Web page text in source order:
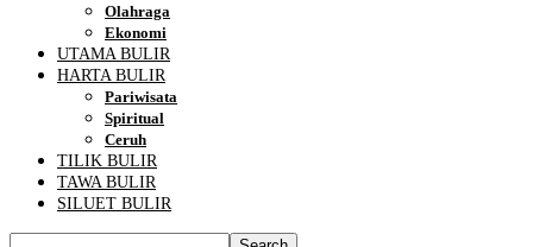
Olahraga
Ekonomi
UTAMA BULIR
HARTA BULIR
Pariwisata
Spiritual
Ceruh
TILIK BULIR
TAWA BULIR
SILUET BULIR